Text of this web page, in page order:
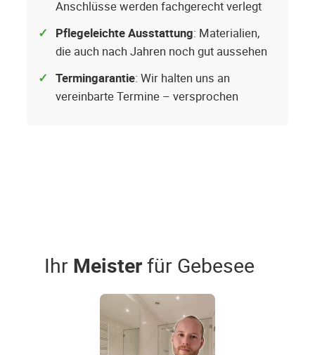
Anschlüsse werden fachgerecht verlegt
Pflegeleichte Ausstattung: Materialien,
die auch nach Jahren noch gut aussehen
Termingarantie: Wir halten uns an
vereinbarte Termine – versprochen
Ihr Meisterfür Gebesee